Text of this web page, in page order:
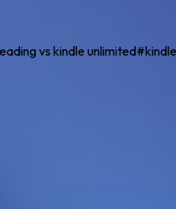
vs kindle unlimited#